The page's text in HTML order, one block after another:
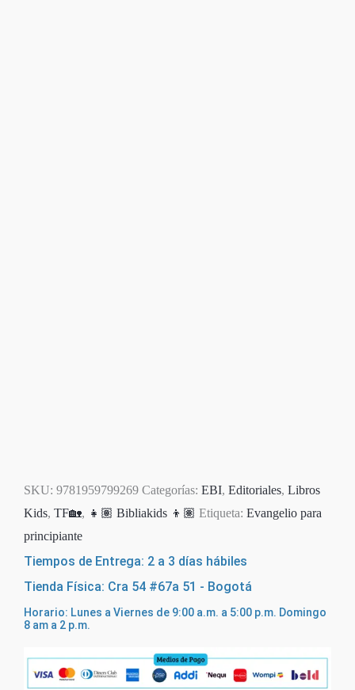
SKU: 9781959799269 Categorías: EBI, Editoriales, Libros
Kids, TF🏡, 👧🏽 Bibliakids 👦🏽 Etiqueta: Evangelio para
principiante
Tiempos de Entrega: 2 a 3 días hábiles
Tienda Física: Cra 54 #67a 51 - Bogotá
Horario: Lunes a Viernes de 9:00 a.m. a 5:00 p.m. Domingo
8 am a 2 p.m.